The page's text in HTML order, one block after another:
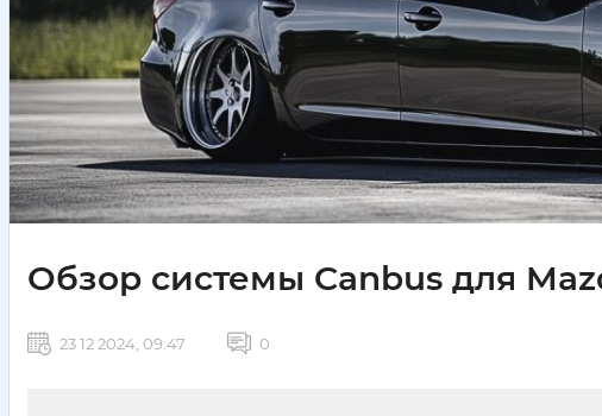
Обзор системы Canbus для
23 12 2024, 09:47 0